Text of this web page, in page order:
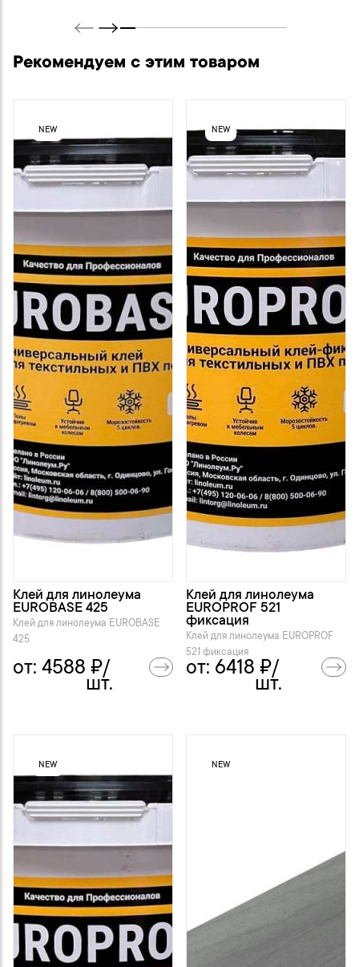
Рекомендуем с этим товаром
NEW
Клей для линолеума
EUROBASE 425
Клей для линолеума EUROBASE
425
от: 4588 ₽/
шт.
NEW
Клей для линолеума
EUROPROF 521
фиксация
Клей для линолеума EUROPROF
521 фиксация
от: 6418 ₽/
шт.
NEW NEW